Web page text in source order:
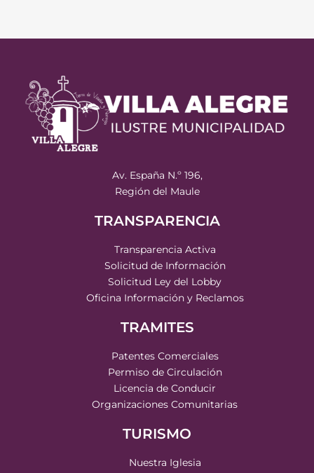
Av. España N.º 196,
Región del Maule
TRANSPARENCIA
Transparencia Activa
Solicitud de Información
Solicitud Ley del Lobby
Oficina Información y Reclamos
TRAMITES
Patentes Comerciales
Permiso de Circulación
Licencia de Conducir
Organizaciones Comunitarias
TURISMO
Nuestra Iglesia